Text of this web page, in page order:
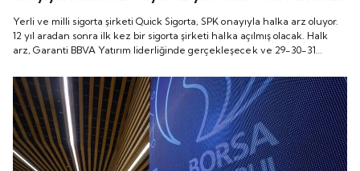
bir sigorta şirketi halka açılmış olacak. Halk arz,
Garanti BBVA Yatırım liderliğinde gerçekleşecek ve
29-30-31 Temmuz 2026 tarihlerinde talep
ile Quick Sigorta işlem görmeye başlayacak.
Yerli ve milli sigorta şirketi Quick Sigorta, SPK onayıyla halka arz oluyor.
12 yıl aradan sonra ilk kez bir sigorta şirketi halka açılmış olacak. Halk
arz, Garanti BBVA Yatırım liderliğinde gerçekleşecek ve 29-30-31
“Gong Töreni” ile Quick Sigorta işlem görmeye başlayacak.